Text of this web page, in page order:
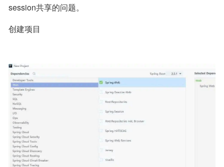
session共享的问题。
创建项目